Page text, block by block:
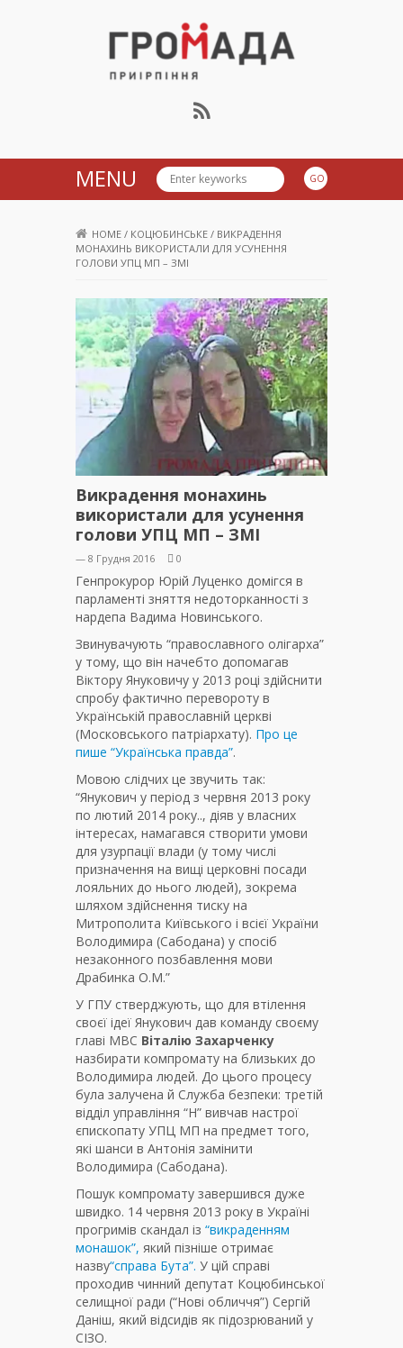
Громада Приірпіння
MENU
HOME / КОЦЮБИНСЬКЕ / ВИКРАДЕННЯ
МОНАХИНЬ ВИКОРИСТАЛИ ДЛЯ УСУНЕННЯ
ГОЛОВИ УПЦ МП – ЗМІ
Викрадення монахинь
використали для усунення
голови УПЦ МП – ЗМІ
— 8 Грудня 2016 0
Генпрокурор Юрій Луценко домігся в
парламенті зняття недоторканності з
нардепа Вадима Новинського.
Звинувачують “православного олігарха”
у тому, що він начебто допомагав
Віктору Януковичу у 2013 році здійснити
спробу фактично перевороту в
Українській православній церкві
(Московського патріархату). Про це
пише “Українська правда”.
Мовою слідчих це звучить так:
“Янукович у період з червня 2013 року
по лютий 2014 року.., діяв у власних
інтересах, намагався створити умови
для узурпації влади (у тому числі
призначення на вищі церковні посади
лояльних до нього людей), зокрема
шляхом здійснення тиску на
Митрополита Київського і всієї України
Володимира (Сабодана) у спосіб
незаконного позбавлення мови
Драбинка О.М.”
У ГПУ стверджують, що для втілення
своєї ідеї Янукович дав команду своєму
главі МВС Віталію Захарченку
назбирати компромату на близьких до
Володимира людей. До цього процесу
була залучена й Служба безпеки: третій
відділ управління “Н” вивчав настрої
єпископату УПЦ МП на предмет того,
які шанси в Антонія замінити
Володимира (Сабодана).
Пошук компромату завершився дуже
швидко. 14 червня 2013 року в Україні
прогримів скандал із “викраденням
монашок”, який пізніше отримає
назву“справа Бута”. У цій справі
проходив чинний депутат Коцюбинської
селищної ради (“Нові обличчя”) Сергій
Даніш, який відсидів як підозрюваний у
СІЗО.